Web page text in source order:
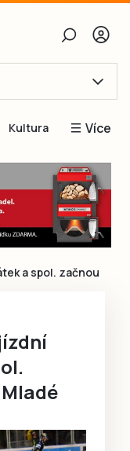
heslo
Kultura Více
Blogy
Inspirace
Čtenáři píší
Speciální přílohy
a spol. začnou